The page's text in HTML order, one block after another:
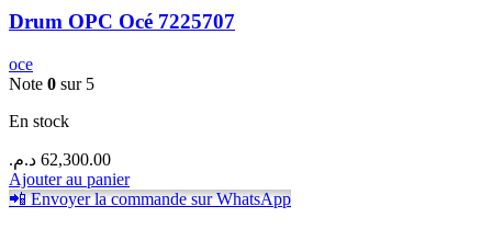
Drum OPC Océ 7225707
oce
Note 0 sur 5
En stock
62,300.00 د.م.
Ajouter au panier
📲 Envoyer la commande sur WhatsApp